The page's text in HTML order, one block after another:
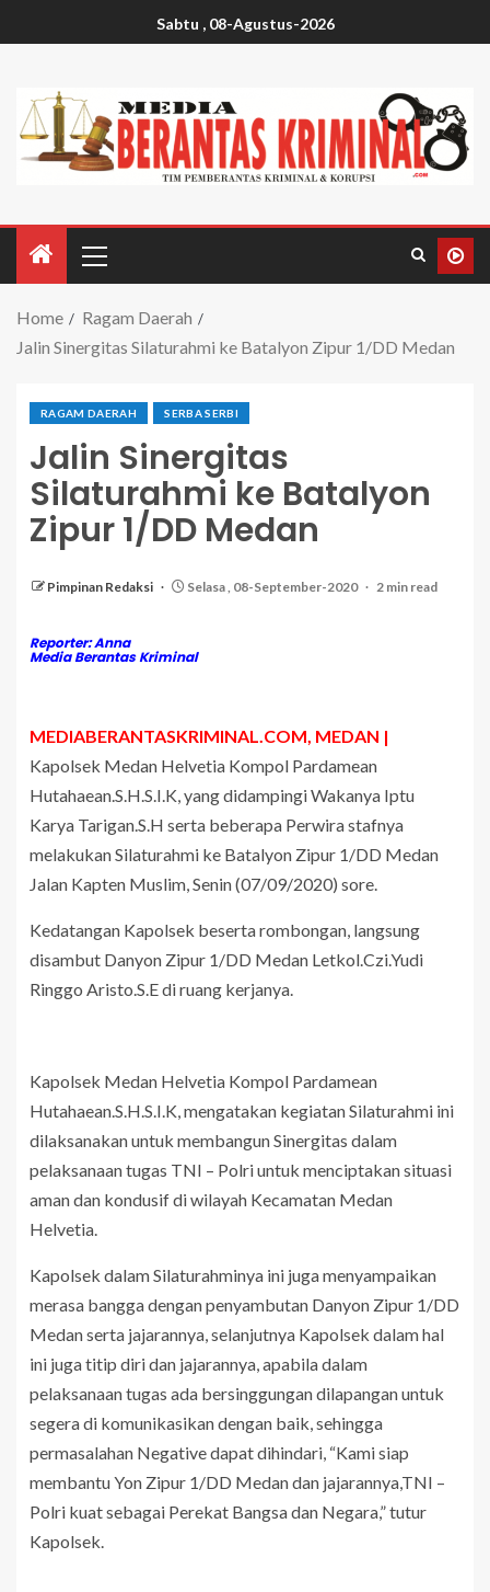
Sabtu , 08-Agustus-2026
Home
Ragam Daerah
Jalin Sinergitas Silaturahmi ke Batalyon Zipur 1/DD Medan
RAGAM DAERAH SERBA SERBI
Jalin Sinergitas
Silaturahmi ke Batalyon
Zipur 1/DD Medan
Pimpinan Redaksi Selasa , 08-September-2020 2 min read
Reporter: Anna
Media Berantas Kriminal
MEDIABERANTASKRIMINAL.COM, MEDAN |
Kapolsek Medan Helvetia Kompol Pardamean
Hutahaean.S.H.S.I.K, yang didampingi Wakanya Iptu
Karya Tarigan.S.H serta beberapa Perwira stafnya
melakukan Silaturahmi ke Batalyon Zipur 1/DD Medan
Jalan Kapten Muslim, Senin (07/09/2020) sore.
Kedatangan Kapolsek beserta rombongan, langsung
disambut Danyon Zipur 1/DD Medan Letkol.Czi.Yudi
Ringgo Aristo.S.E di ruang kerjanya.
Kapolsek Medan Helvetia Kompol Pardamean
Hutahaean.S.H.S.I.K, mengatakan kegiatan Silaturahmi ini
dilaksanakan untuk membangun Sinergitas dalam
pelaksanaan tugas TNI – Polri untuk menciptakan situasi
aman dan kondusif di wilayah Kecamatan Medan
Helvetia.
Kapolsek dalam Silaturahminya ini juga menyampaikan
merasa bangga dengan penyambutan Danyon Zipur 1/DD
Medan serta jajarannya, selanjutnya Kapolsek dalam hal
ini juga titip diri dan jajarannya, apabila dalam
pelaksanaan tugas ada bersinggungan dilapangan untuk
segera di komunikasikan dengan baik, sehingga
permasalahan Negative dapat dihindari, “Kami siap
membantu Yon Zipur 1/DD Medan dan jajarannya,TNI –
Polri kuat sebagai Perekat Bangsa dan Negara,” tutur
Kapolsek.